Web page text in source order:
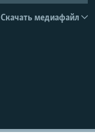
Скачать медиафайл